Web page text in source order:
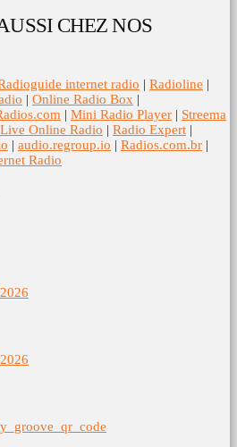
CHEZ NOS
internet radio | Radioline |
| Online Radio Box |
| Mini Radio Player | Streema
Live Online Radio | Radio Expert |
| audio.regroup.io | Radios.com.br |
Radio